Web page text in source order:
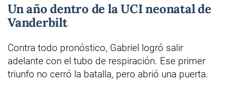
Un año dentro de la UCI neonatal de
Vanderbilt
Contra todo pronóstico, Gabriel logró salir
adelante con el tubo de respiración. Ese primer
triunfo no cerró la batalla, pero abrió una puerta.